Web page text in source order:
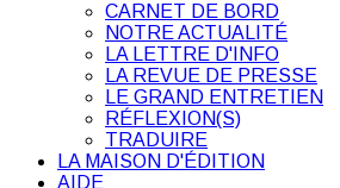
CARNET DE BORD
NOTRE ACTUALITÉ
LA LETTRE D'INFO
LA REVUE DE PRESSE
LE GRAND ENTRETIEN
RÉFLEXION(S)
TRADUIRE
LA MAISON D'ÉDITION
AIDE